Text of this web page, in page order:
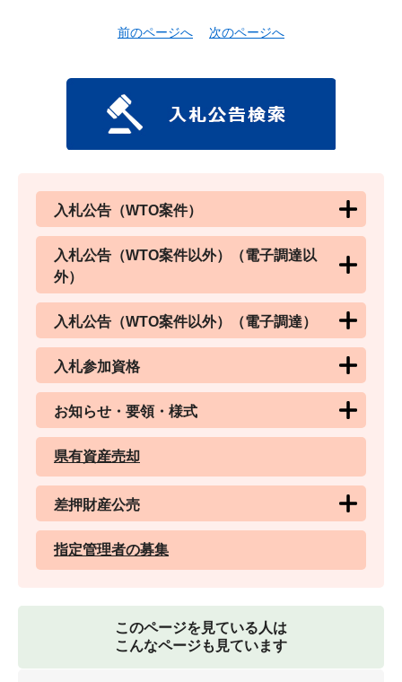
前のページへ 次のページへ
入札公告（WTO案件）
入札公告（WTO案件以外）（電子調達以
外）
入札公告（WTO案件以外）（電子調達）
入札参加資格
お知らせ・要領・様式
県有資産売却
差押財産公売
指定管理者の募集
このページを見ている人は
こんなページも見ています